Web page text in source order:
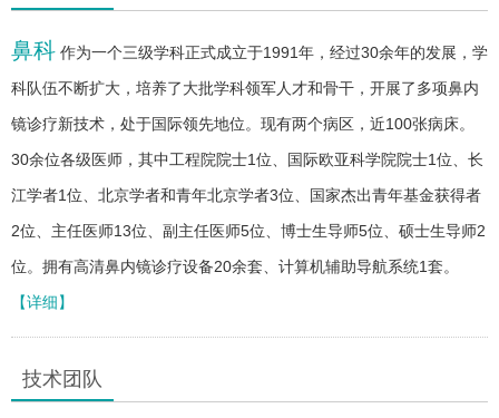
鼻科 作为一个三级学科正式成立于1991年，经过30余年的发展，学
科队伍不断扩大，培养了大批学科领军人才和骨干，开展了多项鼻内
镜诊疗新技术，处于国际领先地位。现有两个病区，近100张病床。
30余位各级医师，其中工程院院士1位、国际欧亚科学院院士1位、长
江学者1位、北京学者和青年北京学者3位、国家杰出青年基金获得者
2位、主任医师13位、副主任医师5位、博士生导师5位、硕士生导师2
位。拥有高清鼻内镜诊疗设备20余套、计算机辅助导航系统1套。
【详细】
技术团队